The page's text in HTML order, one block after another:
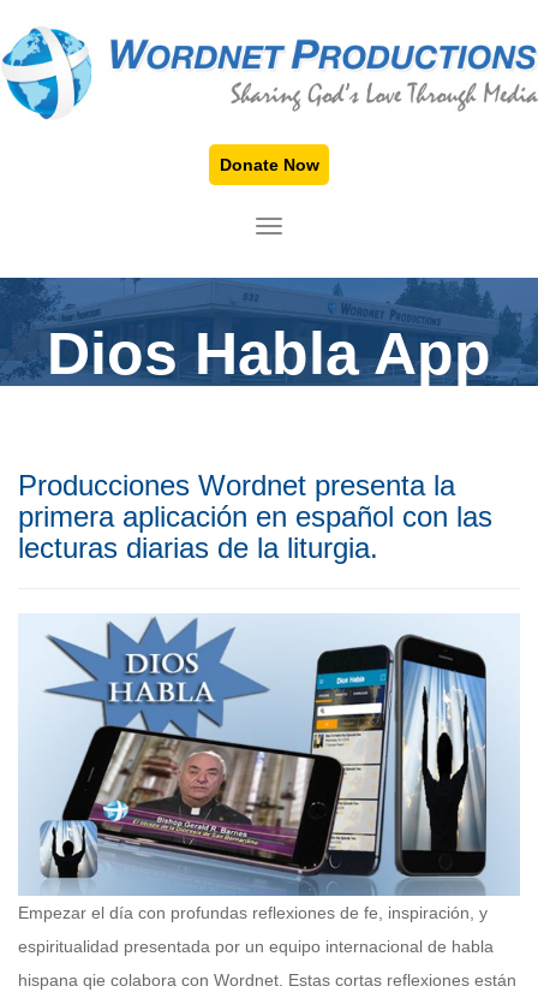
Donate Now
TOGGLE NAVIGATION
Dios Habla App
Producciones Wordnet presenta la
primera aplicación en español con las
lecturas diarias de la liturgia.
Empezar el día con profundas reflexiones de fe, inspiración, y
espiritualidad presentada por un equipo internacional de habla
hispana qie colabora con Wordnet. Estas cortas reflexiones están